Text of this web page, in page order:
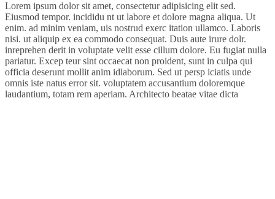
Lorem ipsum dolor sit amet, consectetur adipisicing elit sed.
Eiusmod tempor. incididu nt ut labore et dolore magna aliqua. Ut
enim. ad minim veniam, uis nostrud exerc itation ullamco. Laboris
nisi. ut aliquip ex ea commodo consequat. Duis aute irure dolr.
inreprehen derit in voluptate velit esse cillum dolore. Eu fugiat nulla
pariatur. Excep teur sint occaecat non proident, sunt in culpa qui
officia deserunt mollit anim idlaborum. Sed ut persp iciatis unde
omnis iste natus error sit. voluptatem accusantium doloremque
laudantium, totam rem aperiam. Architecto beatae vitae dicta